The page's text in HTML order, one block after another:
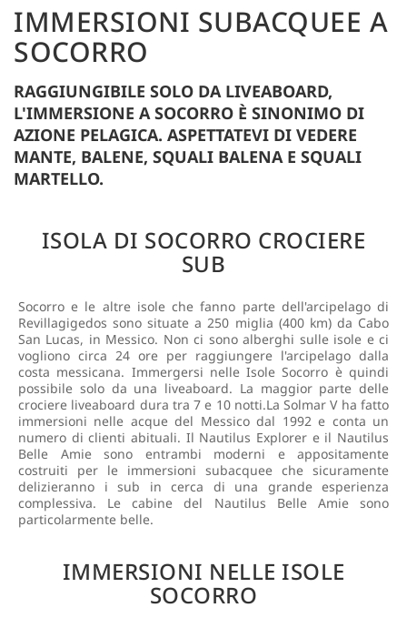
IMMERSIONI SUBACQUEE A
SOCORRO
RAGGIUNGIBILE SOLO DA LIVEABOARD,
L'IMMERSIONE A SOCORRO È SINONIMO DI
AZIONE PELAGICA. ASPETTATEVI DI VEDERE
MANTE, BALENE, SQUALI BALENA E SQUALI
MARTELLO.
ISOLA DI SOCORRO CROCIERE
SUB
Socorro e le altre isole che fanno parte dell'arcipelago di
Revillagigedos sono situate a 250 miglia (400 km) da Cabo
San Lucas, in Messico. Non ci sono alberghi sulle isole e ci
vogliono circa 24 ore per raggiungere l'arcipelago dalla
costa messicana. Immergersi nelle Isole Socorro è quindi
possibile solo da una liveaboard. La maggior parte delle
crociere liveaboard dura tra 7 e 10 notti.La Solmar V ha fatto
immersioni nelle acque del Messico dal 1992 e conta un
numero di clienti abituali. Il Nautilus Explorer e il Nautilus
Belle Amie sono entrambi moderni e appositamente
costruiti per le immersioni subacquee che sicuramente
delizieranno i sub in cerca di una grande esperienza
complessiva. Le cabine del Nautilus Belle Amie sono
particolarmente belle.
IMMERSIONI NELLE ISOLE
SOCORRO